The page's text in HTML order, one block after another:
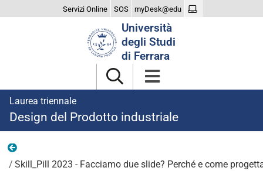
Servizi Online SOS myDesk@edu
Università
degli Studi
di Ferrara
Laurea triennale
Design del Prodotto industriale
Skill_Pill 2023 - Facciamo due slide? Perché e come